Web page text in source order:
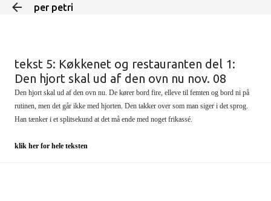
per petri
tekst 5: Køkkenet og restauranten del 1:
Den hjort skal ud af den ovn nu nov. 08
Den hjort skal ud af den ovn nu. De kører bord fire, elleve til femten og bord ni på
rutinen, men det går ikke med hjorten. Den takker over som man siger i det sprog.
Han tænker i et splitsekund at det må ende med noget frikassé.
klik her for hele teksten